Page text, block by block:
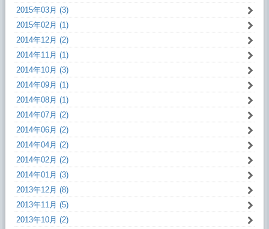
2015年03月 (3)
2015年02月 (1)
2014年12月 (2)
2014年11月 (1)
2014年10月 (3)
2014年09月 (1)
2014年08月 (1)
2014年07月 (2)
2014年06月 (2)
2014年04月 (2)
2014年02月 (2)
2014年01月 (3)
2013年12月 (8)
2013年11月 (5)
2013年10月 (2)